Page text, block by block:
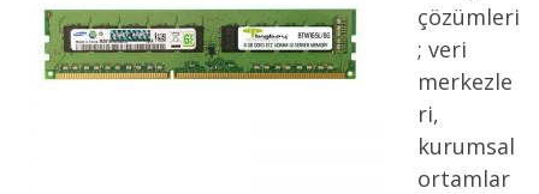
çözümleri
; veri
merkezle
ri,
kurumsal
ortamlar